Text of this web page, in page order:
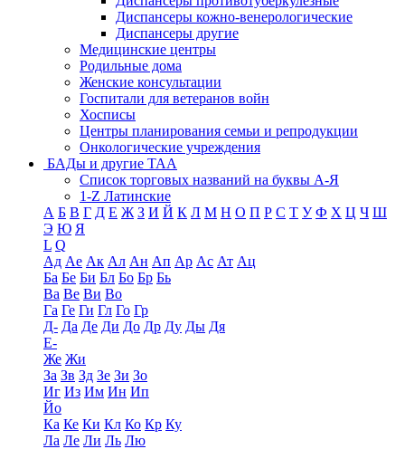
Диспансеры кожно-венерологические
Диспансеры другие
Медицинские центры
Родильные дома
Женские консультации
Госпитали для ветеранов войн
Хосписы
Центры планирования семьи и репродукции
Онкологические учреждения
БАДы и другие ТАА
Список торговых названий на буквы А-Я
1-Z Латинские
А Б В Г Д Е Ж З И Й К Л М Н О П Р С Т У Ф Х Ц Ч Ш
Э Ю Я
L Q
Ад Ае Ак Ал Ан Ап Ар Ас Ат Ац
Ба Бе Би Бл Бо Бр Бь
Ва Ве Ви Во
Га Ге Ги Гл Го Гр
Д- Да Де Ди До Др Ду Ды Дя
Е-
Же Жи
За Зв Зд Зе Зи Зо
Иг Из Им Ин Ип
Йо
Ка Ке Ки Кл Ко Кр Ку
Ла Ле Ли Ль Лю